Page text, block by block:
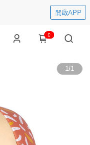
開啟APP
0
1/1